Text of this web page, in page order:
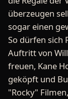
überzeugen
sogar einen
So dürfen sich
Auftritt von
freuen, Kane
geköpft und
"Rocky"